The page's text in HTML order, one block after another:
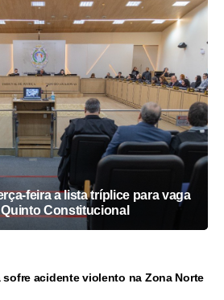
feira a lista tríplice para vaga
Constitucional
acidente violento na Zona Norte